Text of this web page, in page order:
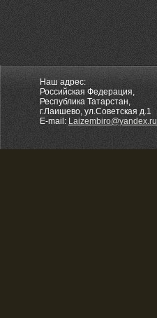
Наш адрес:
Российская Федерация,
Республика Татарстан,
г.Лаишево, ул.Советская д.1
E-mail: Laizembiro@yandex.ru